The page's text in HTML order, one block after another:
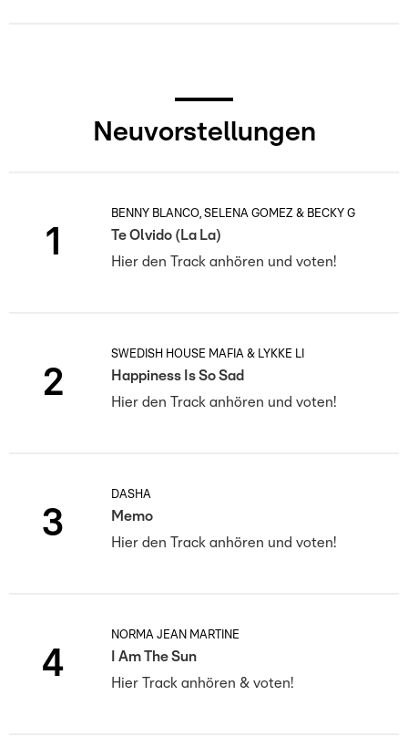
Neuvorstellungen
1
BENNY BLANCO, SELENA GOMEZ & BECKY G
Te Olvido (La La)
Hier den Track anhören und voten!
2
SWEDISH HOUSE MAFIA & LYKKE LI
Happiness Is So Sad
Hier den Track anhören und voten!
3
DASHA
Memo
Hier den Track anhören und voten!
4
NORMA JEAN MARTINE
I Am The Sun
Hier Track anhören & voten!